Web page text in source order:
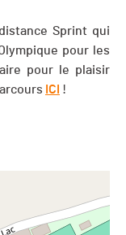
Sprint qui
pour les
pour le plaisir
ICI !